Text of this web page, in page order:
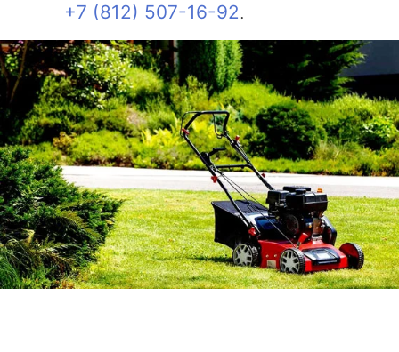
+7 (812) 507-16-92.